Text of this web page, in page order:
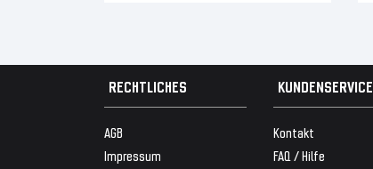
RECHTLICHES
AGB
Impressum
KUNDENSERVICE
Kontakt
FAQ / Hilfe